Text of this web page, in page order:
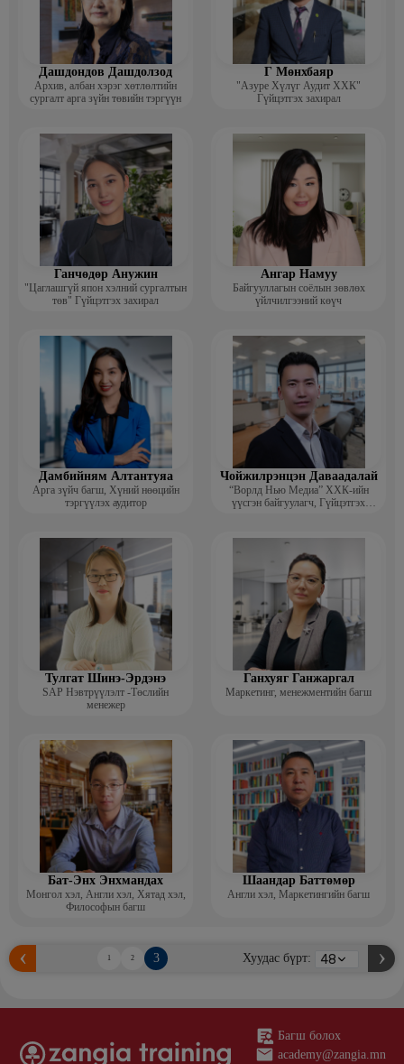
Дашдондов Дашдолзод
Архив, албан хэрэг хөтлөлтийн
сургалт арга зүйн төвийн тэргүүн
Г Мөнхбаяр
"Азуре Хүлүг Аудит ХХК"
Гүйцэтгэх захирал
Ганчөдөр Анужин
"Цаглашгүй япон хэлний сургалтын
төв" Гүйцэтгэх захирал
Ангар Намуу
Байгууллагын соёлын зөвлөх
үйлчилгээний көүч
Дамбийням Алтантуяа
Арга зүйч багш, Хүний нөөцийн
тэргүүлэх аудитор
Чойжилрэнцэн Даваадалай
“Ворлд Нью Медиа” ХХК-ийн
үүсгэн байгуулагч, Гүйцэтгэх
Тулгат Шинэ-Эрдэнэ
SAP Нэвтрүүлэлт -Төслийн
менежер
Ганхуяг Ганжаргал
Маркетинг, менежментийн багш
Бат-Энх Энхмандах
Монгол хэл, Англи хэл, Хятад хэл,
Философын багш
Шаандар Баттөмөр
Англи хэл, Маркетингийн багш
1 2 3 Хуудас бүрт:
Багш болох
academy@zangia.mn